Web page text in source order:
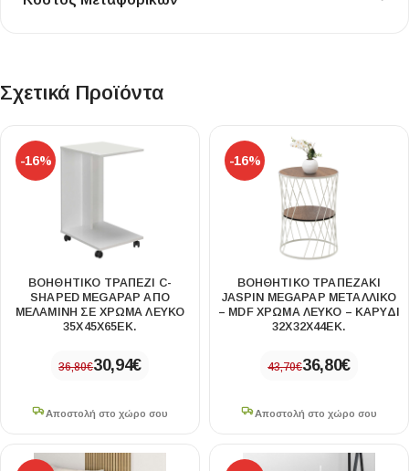
Σχετικά Προϊόντα
-16%
ΒΟΗΘΗΤΙΚΌ ΤΡΑΠΈΖΙ C-
SHAPED MEGAPAP ΑΠΌ
ΜΕΛΑΜΊΝΗ ΣΕ ΧΡΏΜΑ ΛΕΥΚΌ
35X45X65ΕΚ.
36,80€30,94€
Αποστολή στο χώρο σου
-16%
ΒΟΗΘΗΤΙΚΌ ΤΡΑΠΕΖΆΚΙ
JASPIN MEGAPAP ΜΕΤΑΛΛΙΚΌ
– MDF ΧΡΏΜΑ ΛΕΥΚΌ – ΚΑΡΥΔΊ
32X32X44ΕΚ.
43,70€36,80€
Αποστολή στο χώρο σου